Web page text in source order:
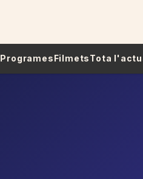
ProgramesFilmetsTota